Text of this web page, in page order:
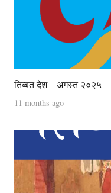
तिब्बत देश – अगस्त २०२५
11 months ago